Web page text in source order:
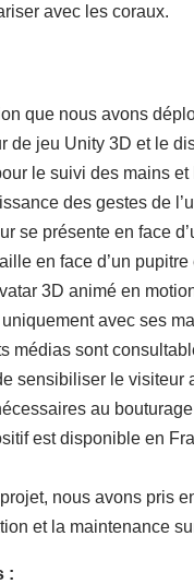
avec les coraux.
que nous avons
de jeu Unity 3D et le
le suivi des mains et
des gestes de
se présente en face
en face d’un
3D animé en
avec ses
médias sont
sensibiliser le visiteur
au bouturage
est disponible en
nous avons pris
et la maintenance
: